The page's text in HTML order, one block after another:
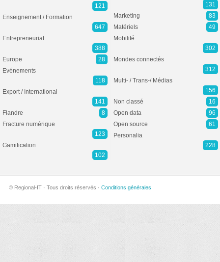
121
Enseignement / Formation
647
Entrepreneuriat
388
Europe
28
Evénements
118
Export / International
141
Flandre
8
Fracture numérique
123
Gamification
102
131
Marketing
83
Matériels
49
Mobilité
302
Mondes connectés
312
Multi- / Trans-/ Médias
156
Non classé
16
Open data
96
Open source
61
Personalia
228
© Regional-IT · Tous droits réservés · Conditions générales